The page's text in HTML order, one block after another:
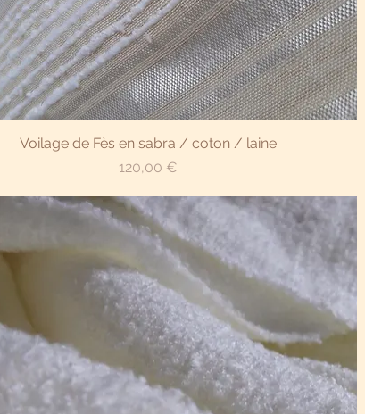
Aperçu rapide
Voilage de Fès en sabra / coton / laine
Prix
120,00 €